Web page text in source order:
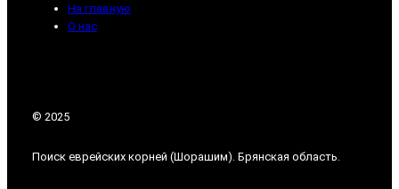
На главную
О нас
© 2025
Поиск еврейских корней (Шорашим). Брянская область.